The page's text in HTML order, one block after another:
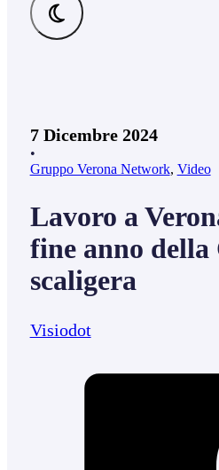
7 Dicembre 2024
•
Gruppo Verona Network, Video
Lavoro a
fine anno della
scaligera
Visiodot